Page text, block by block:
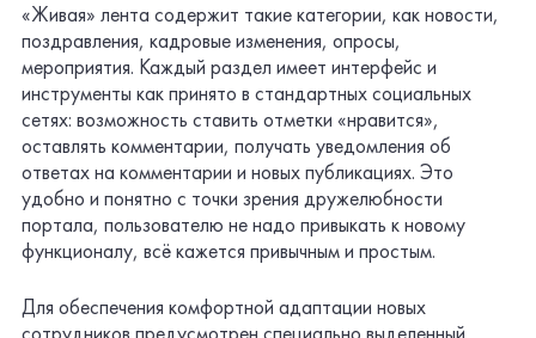
«Живая» лента содержит такие категории, как новости,
поздравления, кадровые изменения, опросы,
мероприятия. Каждый раздел имеет интерфейс и
инструменты как принято в стандартных социальных
сетях: возможность ставить отметки «нравится»,
оставлять комментарии, получать уведомления об
ответах на комментарии и новых публикациях. Это
удобно и понятно с точки зрения дружелюбности
портала, пользователю не надо привыкать к новому
функционалу, всё кажется привычным и простым.
Для обеспечения комфортной адаптации новых